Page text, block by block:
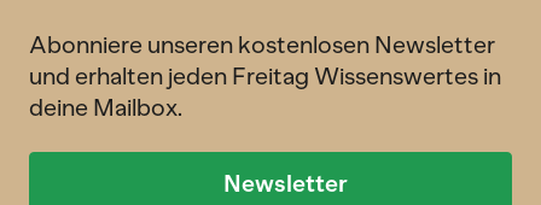
Abonniere unseren kostenlosen Newsletter
und erhalten jeden Freitag Wissenswertes in
deine Mailbox.
Newsletter